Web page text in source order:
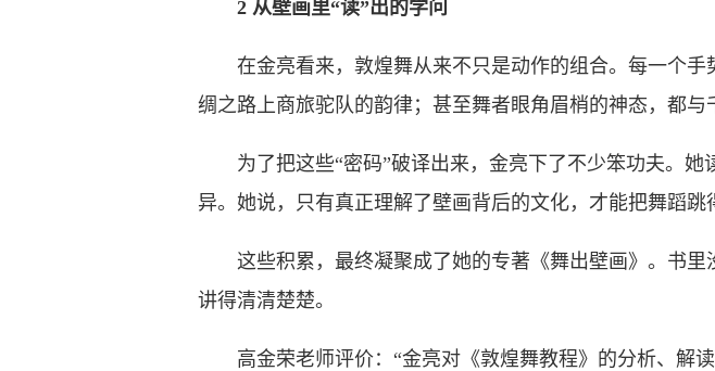
2 从壁画里“读”出的学问
在金亮看来，敦煌舞从来不只是动作的组合。每一个手
绸之路上商旅驼队的韵律；甚至舞者眼角眉梢的神态，都与
为了把这些“密码”破译出来，金亮下了不少笨功夫。她
异。她说，只有真正理解了壁画背后的文化，才能把舞蹈跳
这些积累，最终凝聚成了她的专著《舞出壁画》。书里
讲得清清楚楚。
高金荣老师评价：“金亮对《敦煌舞教程》的分析、解